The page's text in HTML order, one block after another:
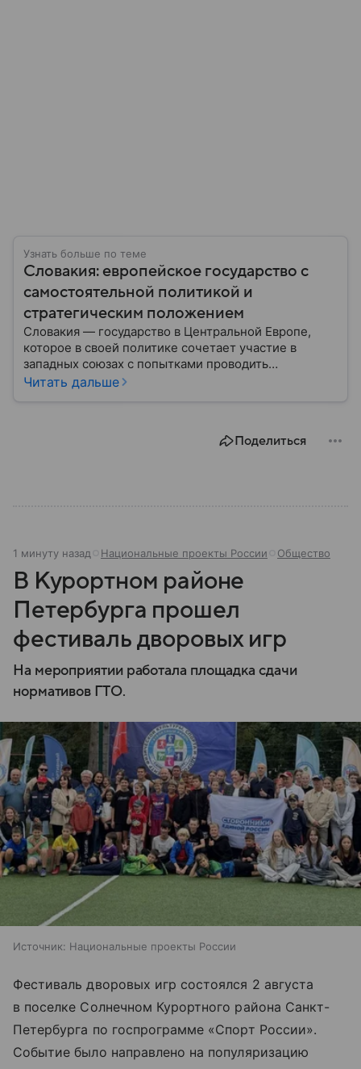
Узнать больше по теме
Словакия: европейское государство с
самостоятельной политикой и
стратегическим положением
Словакия — государство в Центральной Европе,
которое в своей политике сочетает участие в
западных союзах с попытками проводить
самостоятельный курс. Страна входит в ЕС и НАТО,
Читать дальше
Поделиться
1 минуту назад Национальные проекты России Общество
В Курортном районе
Петербурга прошел
фестиваль дворовых игр
На мероприятии работала площадка сдачи
нормативов ГТО.
Источник: Национальные проекты России
Фестиваль дворовых игр состоялся 2 августа
в поселке Солнечном Курортного района Санкт-
Петербурга по госпрограмме «Спорт России».
Событие было направлено на популяризацию